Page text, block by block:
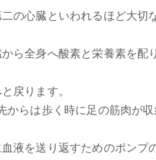
の心臓といわれるほど大切
から全身へ酸素と栄養素を配
戻ります。
からは歩く時に足の筋肉が
液を送り返すためのポンプ